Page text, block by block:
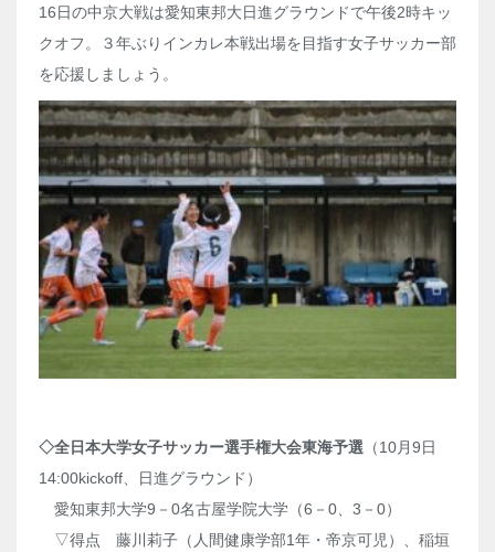
16日の中京大戦は愛知東邦大日進グラウンドで午後2時キッ
クオフ。３年ぶりインカレ本戦出場を目指す女子サッカー部
を応援しましょう。
◇全日本大学女子サッカー選手権大会東海予選 （10月9日
14:00kickoff、日進グラウンド）
愛知東邦大学9－0名古屋学院大学（6－0、3－0）
▽得点 藤川莉子（人間健康学部1年・帝京可児）、稲垣